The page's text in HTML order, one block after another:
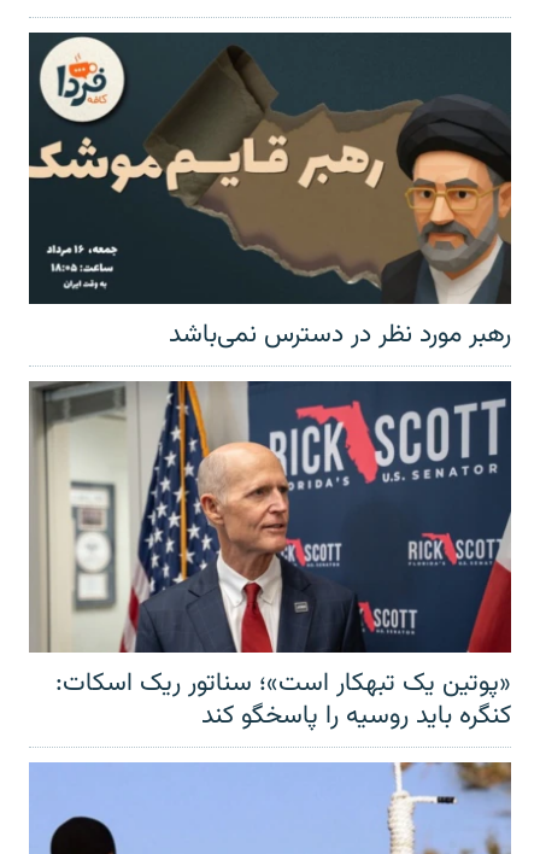
رهبر مورد نظر در دسترس نمی‌باشد
«پوتین یک تبهکار است»؛ سناتور ریک اسکات:
کنگره باید روسیه را پاسخگو کند